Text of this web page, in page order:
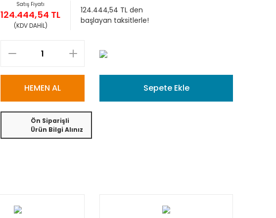
Satış Fiyatı
124.444,54 TL
(KDV DAHİL)
124.444,54 TL den
başlayan taksitlerle!
HEMEN AL Sepete Ekle
Ön Siparişli
Ürün Bilgi Alınız